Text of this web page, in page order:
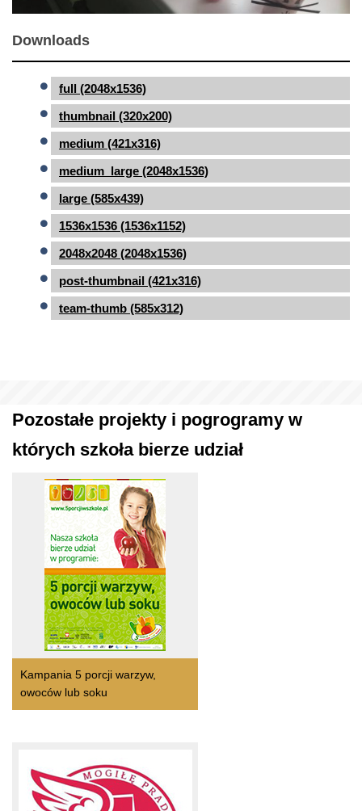
Downloads
full (2048x1536)
thumbnail (320x200)
medium (421x316)
medium_large (2048x1536)
large (585x439)
1536x1536 (1536x1152)
2048x2048 (2048x1536)
post-thumbnail (421x316)
team-thumb (585x312)
Pozostałe projekty i pogrogramy w
których szkoła bierze udział
Kampania 5 porcji warzyw,
owoców lub soku